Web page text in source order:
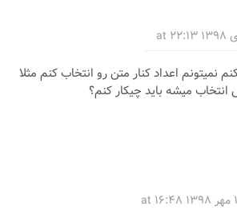
اعداد کنار متن رو انتخاب کنم مثلا